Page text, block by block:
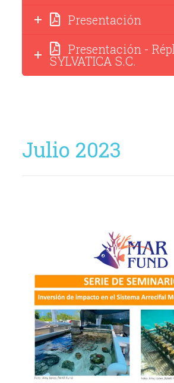
Presentación
Presentación -
SYLVATICA S.C.
Julio 2023